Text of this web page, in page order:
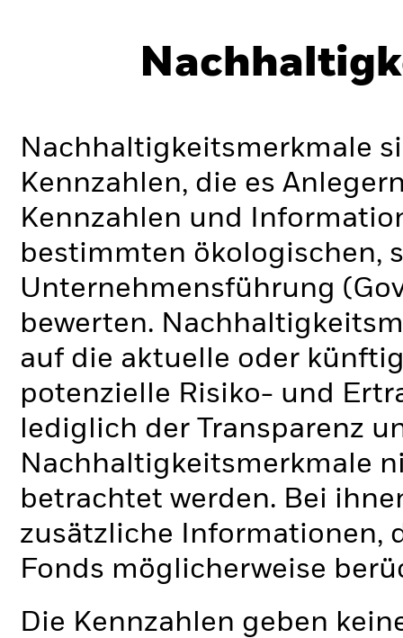
Nachhaltigkeitsmerkmale
Kennzahlen, die es
Kennzahlen und
bestimmten ökologischen,
Unternehmensführung
bewerten.
auf die aktuelle oder
potenzielle Risiko- und
lediglich der Transparenz
Nachhaltigkeitsmerkmale
betrachtet werden. Bei
zusätzliche Informationen,
Fonds möglicherweise
Die Kennzahlen geben